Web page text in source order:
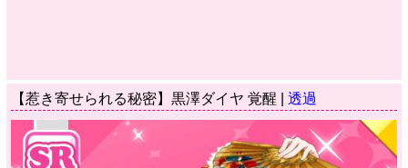
【惹き寄せられる秘密】黒澤ダイヤ 覚醒 | 透過